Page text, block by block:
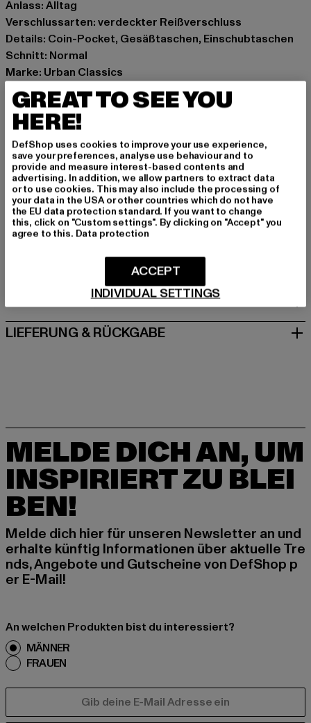
Anlass: Alltag
Verschlussarten: verdeckter Reißverschluss
Details: Coin-Pocket, Gesäßtaschen, Einschubtaschen
Schnitt: Normal
Marke: Urban Classics
Kat.: Bekleidung
Farbe: blau
Hersteller Farbe: mid deep blue washed
Materialzusammensetzung: 100% Baumwolle
Art.Nr: TB8142-19924
Hersteller: TB International GmbH |info@tbint.de
Dr.-Robert-Murjahn-Straße 7 | 64372 Ober-Ramstadt |
DE
GRÖSSE & PASSFORM
PFLEGEHINWEISE
LIEFERUNG & RÜCKGABE
MELDE DICH AN, UM
INSPIRIERT ZU BLEI
BEN!
Melde dich hier für unseren Newsletter an und
erhalte künftig Informationen über aktuelle Tre
nds, Angebote und Gutscheine von DefShop p
er E-Mail!
An welchen Produkten bist du interessiert?
MÄNNER
FRAUEN
GREAT TO SEE YOU
HERE!
DefShop uses cookies to improve your use experience,
save your preferences, analyse use behaviour and to
provide and measure interest-based contents and
advertising. In addition, we allow partners to extract data
or to use cookies. This may also include the processing of
your data in the USA or other countries which do not have
the EU data protection standard. If you want to change
this, click on "Custom settings". By clicking on "Accept" you
agree to this. Data protection
INDIVIDUAL SETTINGS
ACCEPT